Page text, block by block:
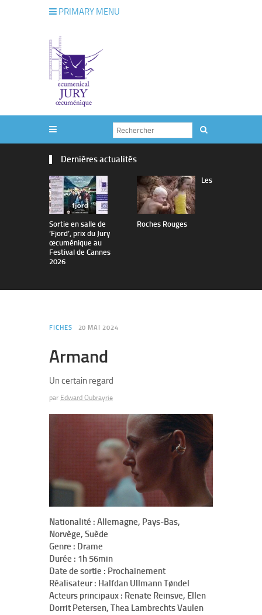
PRIMARY MENU
Dernières actualités
Sortie en salle de
’Fjord’, prix du Jury
œcuménique au
Festival de Cannes
2026
Les
Roches Rouges
FICHES 20 MAI 2024
Armand
Un certain regard
par Edward Oubrayrie
Nationalité : Allemagne, Pays-Bas,
Norvège, Suède
Genre : Drame
Durée : 1h 56min
Date de sortie : Prochainement
Réalisateur : Halfdan Ullmann Tøndel
Acteurs principaux : Renate Reinsve, Ellen
Dorrit Petersen, Thea Lambrechts Vaulen